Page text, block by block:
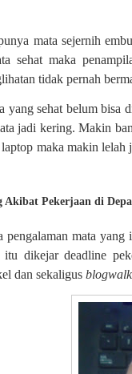
mata sejernih
sehat maka
tidak pernah
yang sehat belum bisa
jadi kering. Makin
maka makin lelah
Akibat Pekerjaan di
pengalaman mata yang
itu dikejar deadline
dan sekaligus